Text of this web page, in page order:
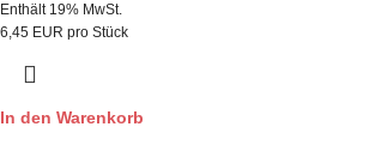
Enthält 19% MwSt.
6,45 EUR pro Stück
In den Warenkorb